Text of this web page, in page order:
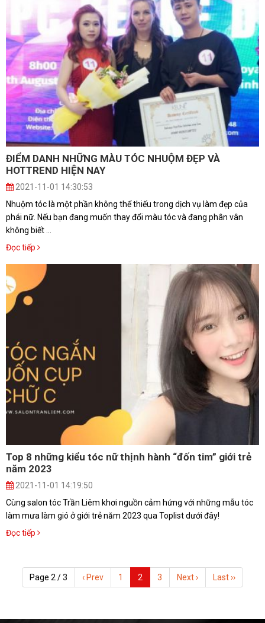
ĐIỂM DANH NHỮNG MÀU TÓC NHUỘM ĐẸP VÀ
HOTTREND HIỆN NAY
2021-11-01 14:30:53
Nhuộm tóc là một phần không thể thiếu trong dịch vụ làm đẹp của
phái nữ. Nếu bạn đang muốn thay đổi màu tóc và đang phân vân
không biết ...
Đọc tiếp
Top 8 những kiểu tóc nữ thịnh hành “đốn tim” giới trẻ
năm 2023
2021-11-01 14:19:50
Cùng salon tóc Trần Liêm khơi nguồn cảm hứng với những mẫu tóc
làm mưa làm gió ở giới trẻ năm 2023 qua Toplist dưới đây!
Đọc tiếp
Page 2 / 3 ‹ Prev 1 2 3 Next › Last ››